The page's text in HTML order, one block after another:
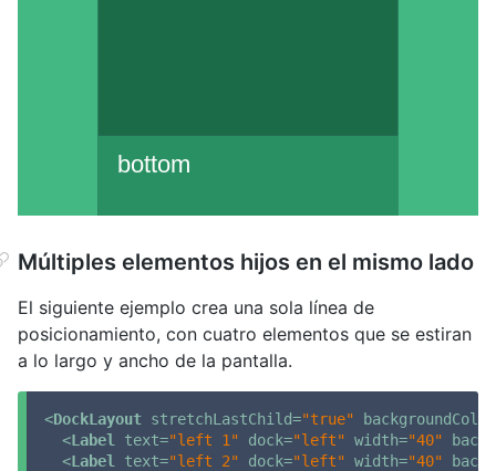
Múltiples elementos hijos en el mismo lado
El siguiente ejemplo crea una sola línea de
posicionamiento, con cuatro elementos que se estiran
a lo largo y ancho de la pantalla.
<DockLayout stretchLastChild="true"
backgroundColor
<Label text="left 1" dock="left" width="40"
<Label text="left 2" dock="left" width="40"